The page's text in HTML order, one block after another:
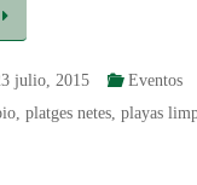
julio, 2015
Eventos
,platges netes,playas